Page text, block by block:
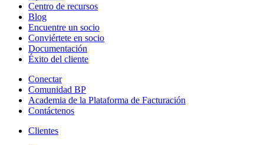
Centro de recursos
Blog
Encuentre un socio
Conviértete en socio
Documentación
Éxito del cliente
Conectar
Comunidad BP
Academia de la Plataforma de Facturación
Contáctenos
Clientes